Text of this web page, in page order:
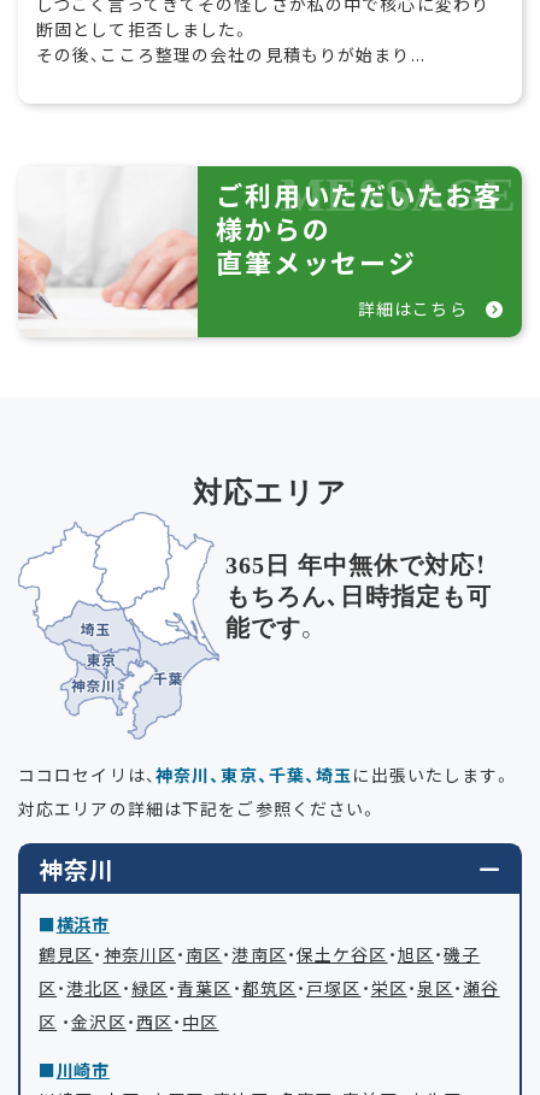
断固として拒否しました。
その後、こころ整理の会社の見積もりが始まり...
ご利用いただいたお客
様からの
直筆メッセージ
詳細はこちら
対応エリア
365日 年中無休で対応！
もちろん､日時指定も可
能です。
ココロセイリは、神奈川、東京、千葉、埼玉に出張いたします。
対応エリアの詳細は下記をご参照ください。
神奈川
横浜市
鶴見区・ 神奈川区・ 南区・港南区・保土ケ谷区 ・旭区・磯子
区・港北区 ・緑区・青葉区 ・都筑区・ 戸塚区 ・栄区・泉区・瀬谷
区 ・金沢区・ 西区・ 中区
川崎市